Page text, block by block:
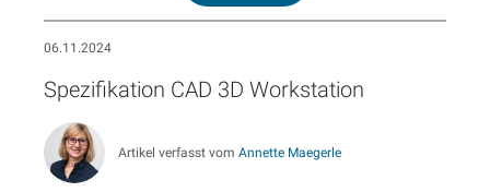
06.11.2024
Spezifikation CAD 3D Workstation
Artikel verfasst vom Annette Maegerle